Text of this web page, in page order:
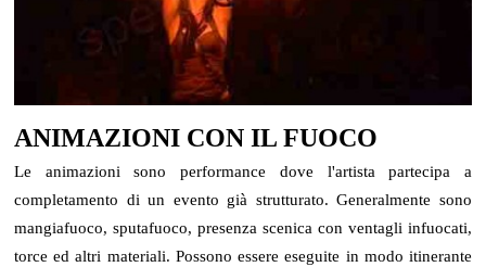
ANIMAZIONI CON IL FUOCO
Le animazioni sono performance dove l'artista partecipa a
completamento di un evento già strutturato. Generalmente sono
mangiafuoco, sputafuoco, presenza scenica con ventagli infuocati,
torce ed altri materiali. Possono essere eseguite in modo itinerante